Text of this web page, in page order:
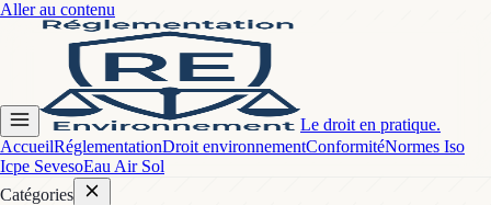
Aller au contenu
Le droit en pratique.
AccueilRéglementationDroit environnementConformitéNormes Iso
Icpe SevesoEau Air Sol
Catégories